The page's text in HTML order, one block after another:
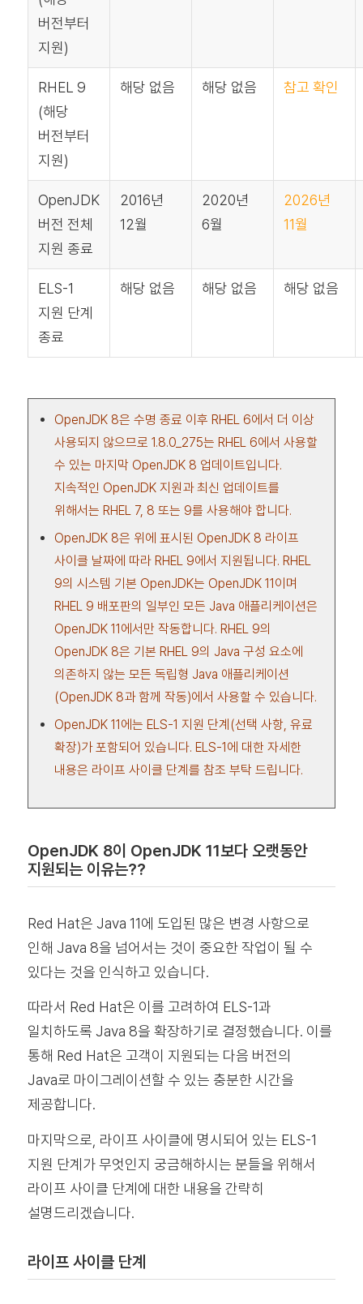
버전부터
지원)
RHEL 9
(해당
버전부터
지원)
해당 없음 해당 없음 참고 확인
OpenJDK
버전 전체
지원 종료
2016년
12월
2020년
6월
2026년
11월
ELS-1
지원 단계
종료
해당 없음 해당 없음 해당 없음
OpenJDK 8은 수명 종료 이후 RHEL 6에서 더 이상
사용되지 않으므로 1.8.0_275는 RHEL 6에서 사용할
수 있는 마지막 OpenJDK 8 업데이트입니다.
지속적인 OpenJDK 지원과 최신 업데이트를
위해서는 RHEL 7, 8 또는 9를 사용해야 합니다.
OpenJDK 8은 위에 표시된 OpenJDK 8 라이프
사이클 날짜에 따라 RHEL 9에서 지원됩니다. RHEL
9의 시스템 기본 OpenJDK는 OpenJDK 11이며
RHEL 9 배포판의 일부인 모든 Java 애플리케이션은
OpenJDK 11에서만 작동합니다. RHEL 9의
OpenJDK 8은 기본 RHEL 9의 Java 구성 요소에
의존하지 않는 모든 독립형 Java 애플리케이션
(OpenJDK 8과 함께 작동)에서 사용할 수 있습니다.
OpenJDK 11에는 ELS-1 지원 단계(선택 사항, 유료
확장)가 포함되어 있습니다. ELS-1에 대한 자세한
내용은 라이프 사이클 단계를 참조 부탁 드립니다.
OpenJDK 8이 OpenJDK 11보다 오랫동안
지원되는 이유는??
Red Hat은 Java 11에 도입된 많은 변경 사항으로
인해 Java 8을 넘어서는 것이 중요한 작업이 될 수
있다는 것을 인식하고 있습니다.
따라서 Red Hat은 이를 고려하여 ELS-1과
일치하도록 Java 8을 확장하기로 결정했습니다. 이를
통해 Red Hat은 고객이 지원되는 다음 버전의
Java로 마이그레이션할 수 있는 충분한 시간을
제공합니다.
마지막으로, 라이프 사이클에 명시되어 있는 ELS-1
지원 단계가 무엇인지 궁금해하시는 분들을 위해서
라이프 사이클 단계에 대한 내용을 간략히
설명드리겠습니다.
라이프 사이클 단계